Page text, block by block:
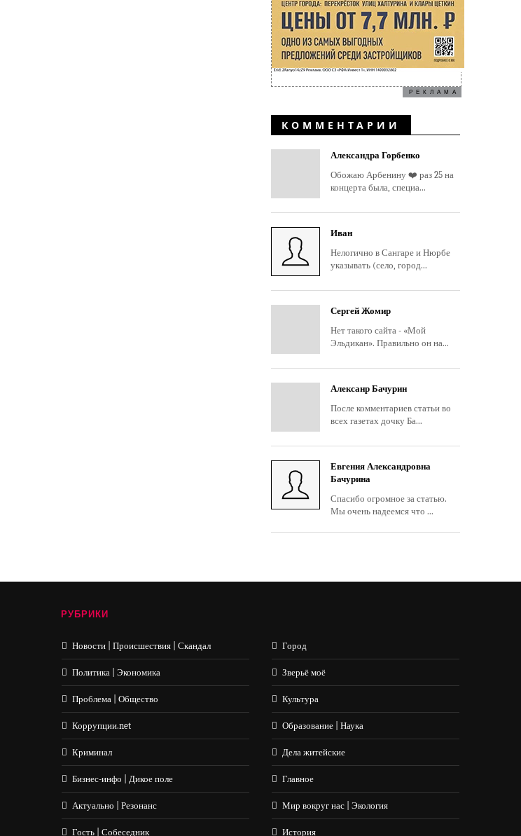
РЕКЛАМА
КОММЕНТАРИИ
Александра Горбенко
Обожаю Арбенину ❤️ раз 25 на
концерта была, специа...
Иван
Нелогично в Сангаре и Нюрбе
указывать (село, город...
Сергей Жомир
Нет такого сайта - «Мой
Эльдикан». Правильно он на...
Алексанр Бачурин
После комментариев статьи во
всех газетах дочку Ба...
Евгения Александровна
Бачурина
Спасибо огромное за статью.
Мы очень надеемся что ...
РУБРИКИ
Новости | Происшествия | Скандал
Политика | Экономика
Проблема | Общество
Коррупции.net
Криминал
Бизнес-инфо | Дикое поле
Актуально | Резонанс
Гость | Собеседник
Город
Зверьё моё
Культура
Образование | Наука
Дела житейские
Главное
Мир вокруг нас | Экология
История